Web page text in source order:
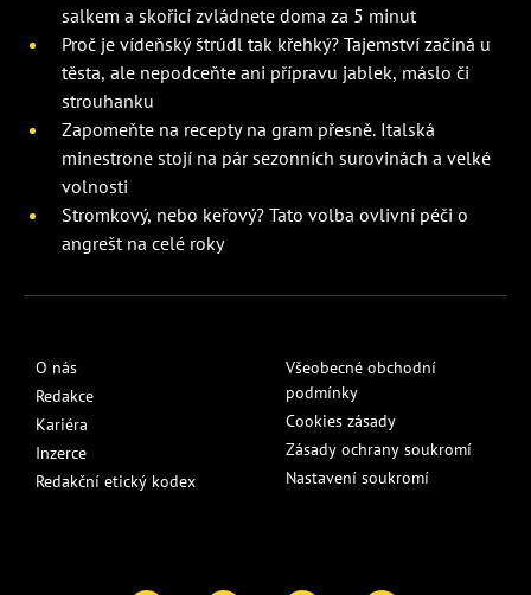
salkem a skořicí zvládnete doma za 5 minut
Proč je vídeňský štrúdl tak křehký? Tajemství začíná u
těsta, ale nepodceňte ani přípravu jablek, máslo či
strouhanku
Zapomeňte na recepty na gram přesně. Italská
minestrone stojí na pár sezonních surovinách a velké
volnosti
Stromkový, nebo keřový? Tato volba ovlivní péči o
angrešt na celé roky
O nás
Redakce
Kariéra
Inzerce
Redakční etický kodex
Všeobecné obchodní
podmínky
Cookies zásady
Zásady ochrany soukromí
Nastavení soukromí